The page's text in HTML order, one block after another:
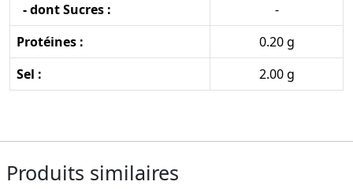
- dont Sucres :
-
Protéines :
0.20 g
Sel :
2.00 g
Produits similaires